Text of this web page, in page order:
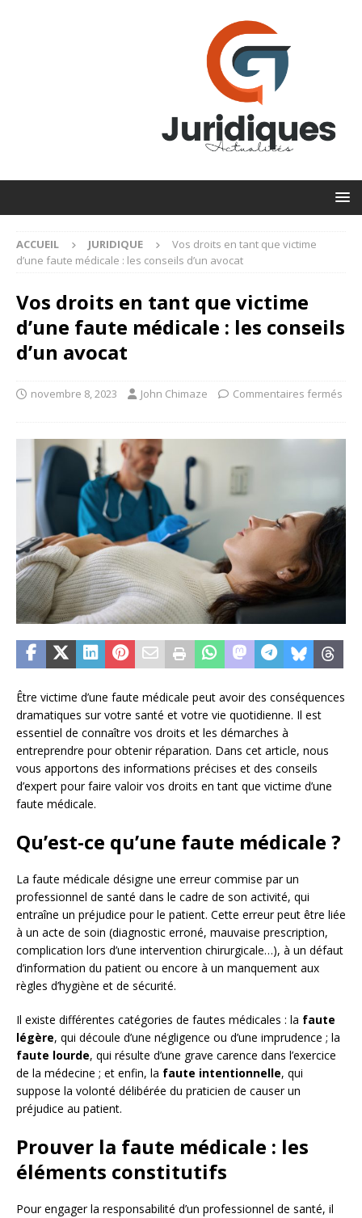
ACCUEIL JURIDIQUE
Vos droits en tant que victime
d’une faute médicale : les conseils d’un avocat
Vos droits en tant que victime
d’une faute médicale : les conseils
d’un avocat
novembre 8, 2023 John Chimaze Commentaires fermés
Être victime d’une faute médicale peut avoir des conséquences
dramatiques sur votre santé et votre vie quotidienne. Il est
essentiel de connaître vos droits et les démarches à
entreprendre pour obtenir réparation. Dans cet article, nous
vous apportons des informations précises et des conseils
d’expert pour faire valoir vos droits en tant que victime d’une
faute médicale.
Qu’est-ce qu’une faute médicale ?
La faute médicale désigne une erreur commise par un
professionnel de santé dans le cadre de son activité, qui
entraîne un préjudice pour le patient. Cette erreur peut être liée
à un acte de soin (diagnostic erroné, mauvaise prescription,
complication lors d’une intervention chirurgicale…), à un défaut
d’information du patient ou encore à un manquement aux
règles d’hygiène et de sécurité.
Il existe différentes catégories de fautes médicales : la faute
légère, qui découle d’une négligence ou d’une imprudence ; la
faute lourde, qui résulte d’une grave carence dans l’exercice
de la médecine ; et enfin, la faute intentionnelle, qui
suppose la volonté délibérée du praticien de causer un
préjudice au patient.
Prouver la faute médicale : les
éléments constitutifs
Pour engager la responsabilité d’un professionnel de santé, il